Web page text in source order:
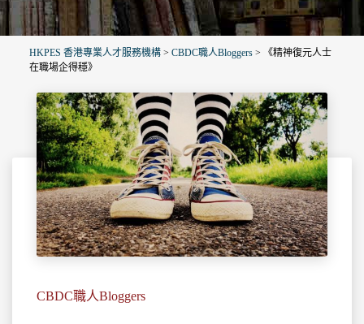
HKPES 香港專業人才服務機構 > CBDC職人Bloggers >
《精神復元人士
在職場企得穩》
CBDC職人Bloggers